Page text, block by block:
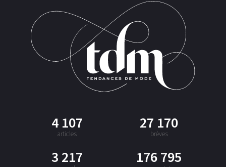
4 107
articles
27 170
brèves
3 217 176 795